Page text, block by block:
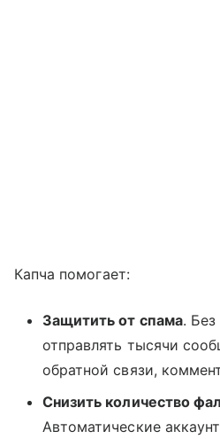
Капча помогает:
Защитить от спама. Без
отправлять тысячи
обратной связи,
Снизить количество
Автоматические